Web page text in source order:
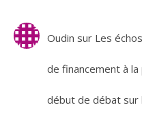
Oudin sur Les
de financement à
début de débat sur